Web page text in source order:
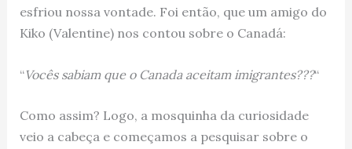
esfriou nossa vontade. Foi então, que um amigo do
Kiko (Valentine) nos contou sobre o Canadá:
“Vocês sabiam que o Canada aceitam imigrantes???“
Como assim? Logo, a mosquinha da curiosidade
veio a cabeça e começamos a pesquisar sobre o